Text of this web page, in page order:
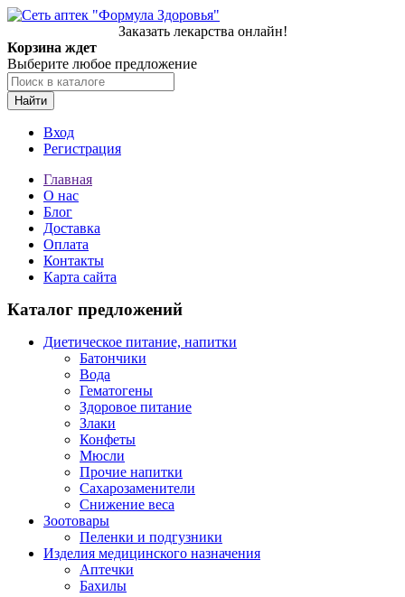
Заказать лекарства онлайн!
Корзина ждет
Выберите любое предложение
Найти
Вход
Регистрация
Главная
О нас
Блог
Доставка
Оплата
Контакты
Карта сайта
Каталог предложений
Диетическое питание, напитки
Батончики
Вода
Гематогены
Здоровое питание
Злаки
Конфеты
Мюсли
Прочие напитки
Сахарозаменители
Снижение веса
Зоотовары
Пеленки и подгузники
Изделия медицинского назначения
Аптечки
Бахилы